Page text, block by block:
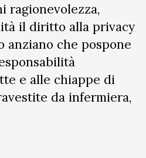
ragionevolezza,
il diritto alla privacy
anziano che pospone
e alle chiappe di
da infermiera,